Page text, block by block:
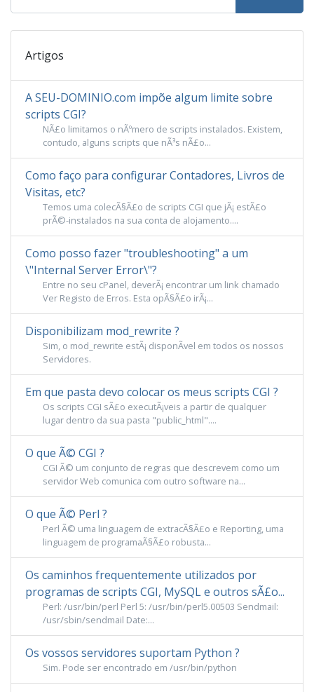
Artigos
A SEU-DOMINIO.com impõe algum limite sobre
scripts CGI?
NÃ£o limitamos o nÃºmero de scripts instalados. Existem,
contudo, alguns scripts que nÃ³s nÃ£o...
Como faço para configurar Contadores, Livros de
Visitas, etc?
Temos uma colecÃ§Ã£o de scripts CGI que jÃ¡ estÃ£o
prÃ©-instalados na sua conta de alojamento....
Como posso fazer "troubleshooting" a um
\"Internal Server Error\"?
Entre no seu cPanel, deverÃ¡ encontrar um link chamado
Ver Registo de Erros. Esta opÃ§Ã£o irÃ¡...
Disponibilizam mod_rewrite ?
Sim, o mod_rewrite estÃ¡ disponÃ­vel em todos os nossos
Servidores.
Em que pasta devo colocar os meus scripts CGI ?
Os scripts CGI sÃ£o executÃ¡veis a partir de qualquer
lugar dentro da sua pasta "public_html"....
O que Ã© CGI ?
CGI Ã© um conjunto de regras que descrevem como um
servidor Web comunica com outro software na...
O que Ã© Perl ?
Perl Ã© uma linguagem de extracÃ§Ã£o e Reporting, uma
linguagem de programaÃ§Ã£o robusta...
Os caminhos frequentemente utilizados por
programas de scripts CGI, MySQL e outros sÃ£o...
Perl: /usr/bin/perl Perl 5: /usr/bin/perl5.00503 Sendmail:
/usr/sbin/sendmail Date:...
Os vossos servidores suportam Python ?
Sim. Pode ser encontrado em /usr/bin/python